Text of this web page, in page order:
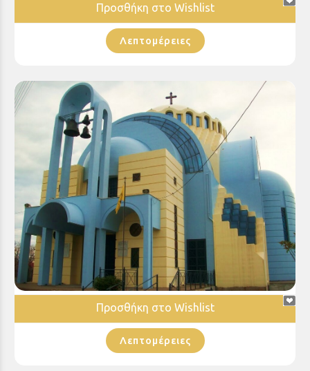
Προσθήκη στο Wishlist
Λεπτομέρειες
Ιερός Ναός Αγίου Αθανασίου Αιγίου
Προσθήκη στο Wishlist
Λεπτομέρειες